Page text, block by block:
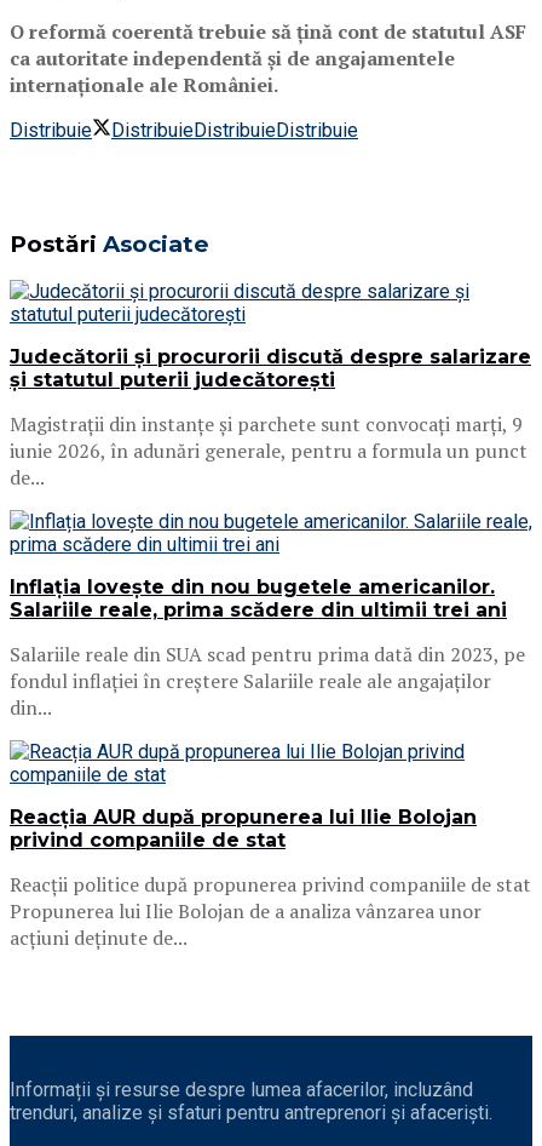
O reformă coerentă trebuie să țină cont de statutul ASF
ca autoritate independentă și de angajamentele
internaționale ale României.
Distribuie DistribuieDistribuieDistribuie
Postări Asociate
Judecătorii și procurorii discută despre salarizare
și statutul puterii judecătorești
Magistrații din instanțe și parchete sunt convocați marți, 9
iunie 2026, în adunări generale, pentru a formula un punct
de...
Inflația lovește din nou bugetele americanilor.
Salariile reale, prima scădere din ultimii trei ani
Salariile reale din SUA scad pentru prima dată din 2023, pe
fondul inflației în creștere Salariile reale ale angajaților
din...
Reacția AUR după propunerea lui Ilie Bolojan
privind companiile de stat
Reacții politice după propunerea privind companiile de stat
Propunerea lui Ilie Bolojan de a analiza vânzarea unor
acțiuni deținute de...
Informații și resurse despre lumea afacerilor, incluzând
trenduri, analize și sfaturi pentru antreprenori și afaceriști.